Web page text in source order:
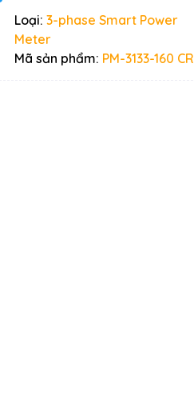
Loại: 3-phase Smart Power
Meter
Mã sản phẩm: PM-3133-160 CR